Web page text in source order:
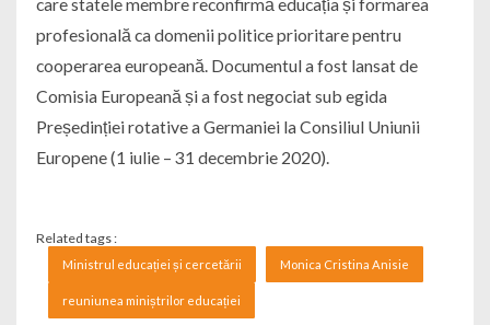
care statele membre reconfirmă educația și formarea
profesională ca domenii politice prioritare pentru
cooperarea europeană. Documentul a fost lansat de
Comisia Europeană și a fost negociat sub egida
Președinției rotative a Germaniei la Consiliul Uniunii
Europene (1 iulie – 31 decembrie 2020).
Related tags :
Ministrul educației și cercetării Monica Cristina Anisie
reuniunea miniștrilor educației